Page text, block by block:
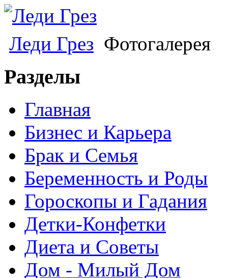
Леди Грез Фотогалерея
Разделы
Главная
Бизнес и Карьера
Брак и Семья
Беременность и Роды
Гороскопы и Гадания
Детки-Конфетки
Диета и Советы
Дом - Милый Дом